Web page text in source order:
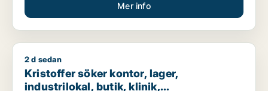
Mer info
Kristoffer söker kontor, lager, industrilokal, butik, klinik,
2 d sedan
Kristoffer söker kontor, lager,
industrilokal, butik, klinik,